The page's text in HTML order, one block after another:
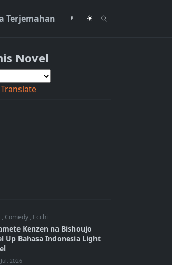
Terjemahan
Novel
Translate
, Comedy , Ecchi
Kenzen na Bishoujo
Up Bahasa Indonesia Light
2026